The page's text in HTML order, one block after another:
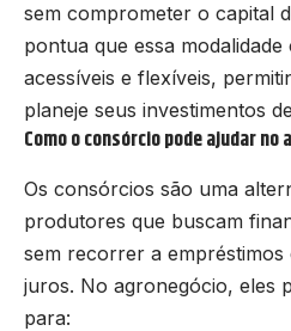
sem comprometer o capital
pontua que essa
acessíveis e flexíveis,
planeje seus investimentos
Como o consórcio pode ajudar no
Os consórcios são uma
produtores que buscam
sem recorrer a empréstimos
juros. No agronegócio, eles
para: